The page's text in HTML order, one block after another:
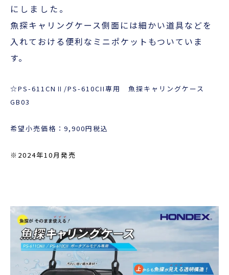
にしました。
魚探キャリングケース側面には細かい道具などを
入れておける便利なミニポケットもついていま
す。
☆PS-611CNⅡ/PS-610CII専用 魚探キャリングケース
GB03
希望小売価格：9,900円税込
※2024年10月発売